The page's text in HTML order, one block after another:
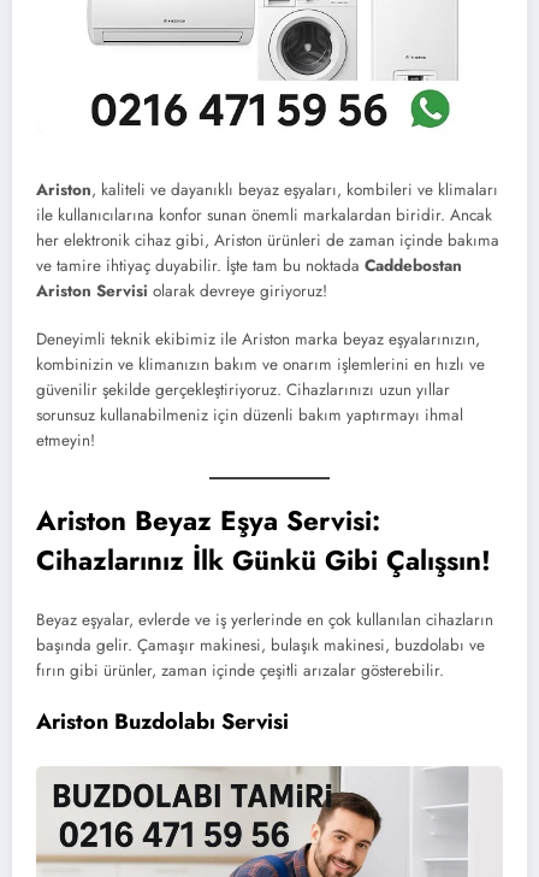
Ariston, kaliteli ve dayanıklı beyaz eşyaları, kombileri ve klimaları
ile kullanıcılarına konfor sunan önemli markalardan biridir. Ancak
her elektronik cihaz gibi, Ariston ürünleri de zaman içinde bakıma
ve tamire ihtiyaç duyabilir. İşte tam bu noktada Caddebostan
Ariston Servisi olarak devreye giriyoruz!
Deneyimli teknik ekibimiz ile Ariston marka beyaz eşyalarınızın,
kombinizin ve klimanızın bakım ve onarım işlemlerini en hızlı ve
güvenilir şekilde gerçekleştiriyoruz. Cihazlarınızı uzun yıllar
sorunsuz kullanabilmeniz için düzenli bakım yaptırmayı ihmal
etmeyin!
Ariston Beyaz Eşya Servisi:
Cihazlarınız İlk Günkü Gibi Çalışsın!
Beyaz eşyalar, evlerde ve iş yerlerinde en çok kullanılan cihazların
başında gelir. Çamaşır makinesi, bulaşık makinesi, buzdolabı ve
fırın gibi ürünler, zaman içinde çeşitli arızalar gösterebilir.
Ariston Buzdolabı Servisi